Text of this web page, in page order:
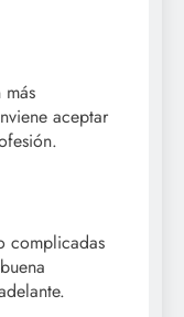
aceptar
complicadas